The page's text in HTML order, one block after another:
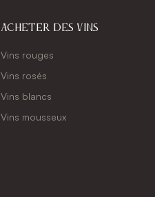
Acheter des vins
Vins rouges
Vins rosés
Vins blancs
Vins mousseux